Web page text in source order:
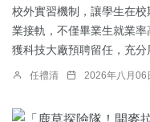
校外實習機制，讓學生在
業接軌，不僅畢業生就業
獲科技大廠預聘留任，充分
任禮清 2026年八月06